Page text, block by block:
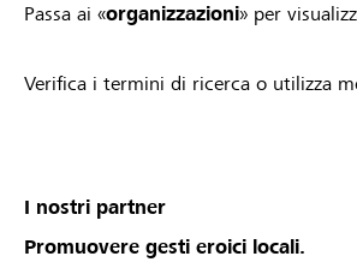
Passa ai «organizzazioni» per
Verifica i termini di ricerca o utilizza
I nostri partner
Promuovere gesti eroici locali.